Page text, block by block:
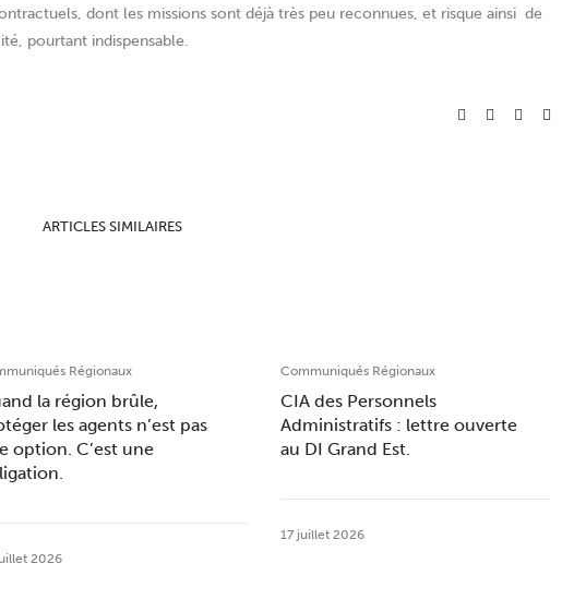
dont les missions sont déjà très peu reconnues, et risque ainsi de
pourtant indispensable.
ARTICLES SIMILAIRES
Régionaux
la région brûle,
les agents n’est pas
option. C’est une
2026
Communiqués Régionaux
CIA des Personnels
Administratifs : lettre ouverte
au DI Grand Est.
17 juillet 2026